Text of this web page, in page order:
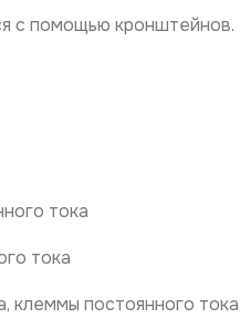
с помощью кронштейнов.
тока
тока
клеммы постоянного тока